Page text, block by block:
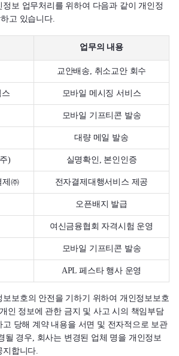
보 업무처리를 위하여 다음과 같이 개인정
고 있습니다.
업무의 내용
교안배송, 취소교안 회수
스 모바일 메시징 서비스
모바일 기프티콘 발송
대량 메일 발송
) 실명확인, 본인인증
제㈜ 전자결제대행서비스 제공
오픈배지 발급
여신금융협회 자격시험 운영
모바일 기프티콘 발송
APL 페스타 행사 운영
보호의 안전을 기하기 위하여 개인정보보호
인 정보에 관한 금지 및 사고 시의 책임부담
고 당해 계약 내용을 서면 및 전자적으로 보관
될 경우, 회사는 변경된 업체 명을 개인정보
합니다.